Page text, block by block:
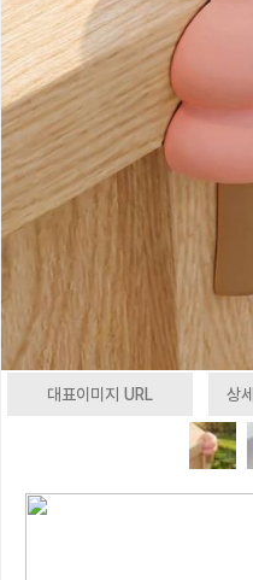
대표이미지 URL 상